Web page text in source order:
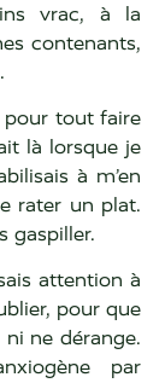
vrac, à la
contenants,
pour tout faire
là lorsque je
à m’en
rater un plat.
gaspiller.
attention à
pour que
ne dérange.
par